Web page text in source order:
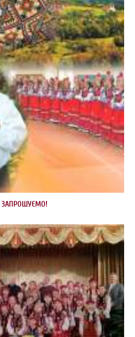
ЗАПРОШУЄМО!